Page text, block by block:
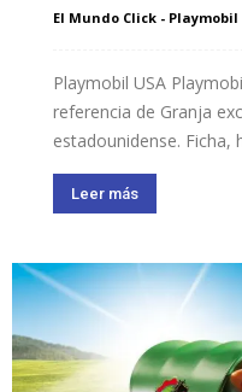
El Mundo Click - Playmobil
Playmobil USA
referencia de Granja
estadounidense. Ficha,
Leer más